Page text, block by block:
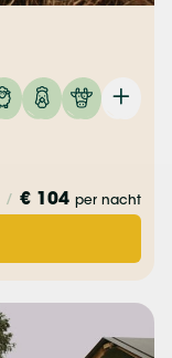
/ € 104 per nacht